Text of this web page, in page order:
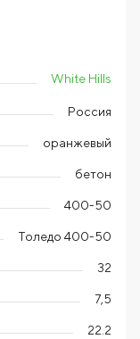
White Hills
Россия
оранжевый
бетон
400-50
Толедо 400-50
32
7,5
22.2